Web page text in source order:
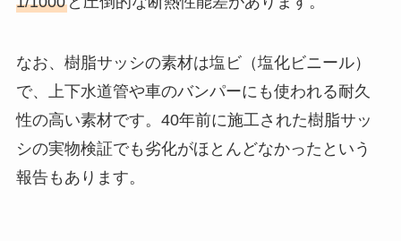
なお、樹脂サッシの素材は塩ビ（塩化ビニール）
で、上下水道管や車のバンパーにも使われる耐久
性の高い素材です。40年前に施工された樹脂サッ
シの実物検証でも劣化がほとんどなかったという
報告もあります。